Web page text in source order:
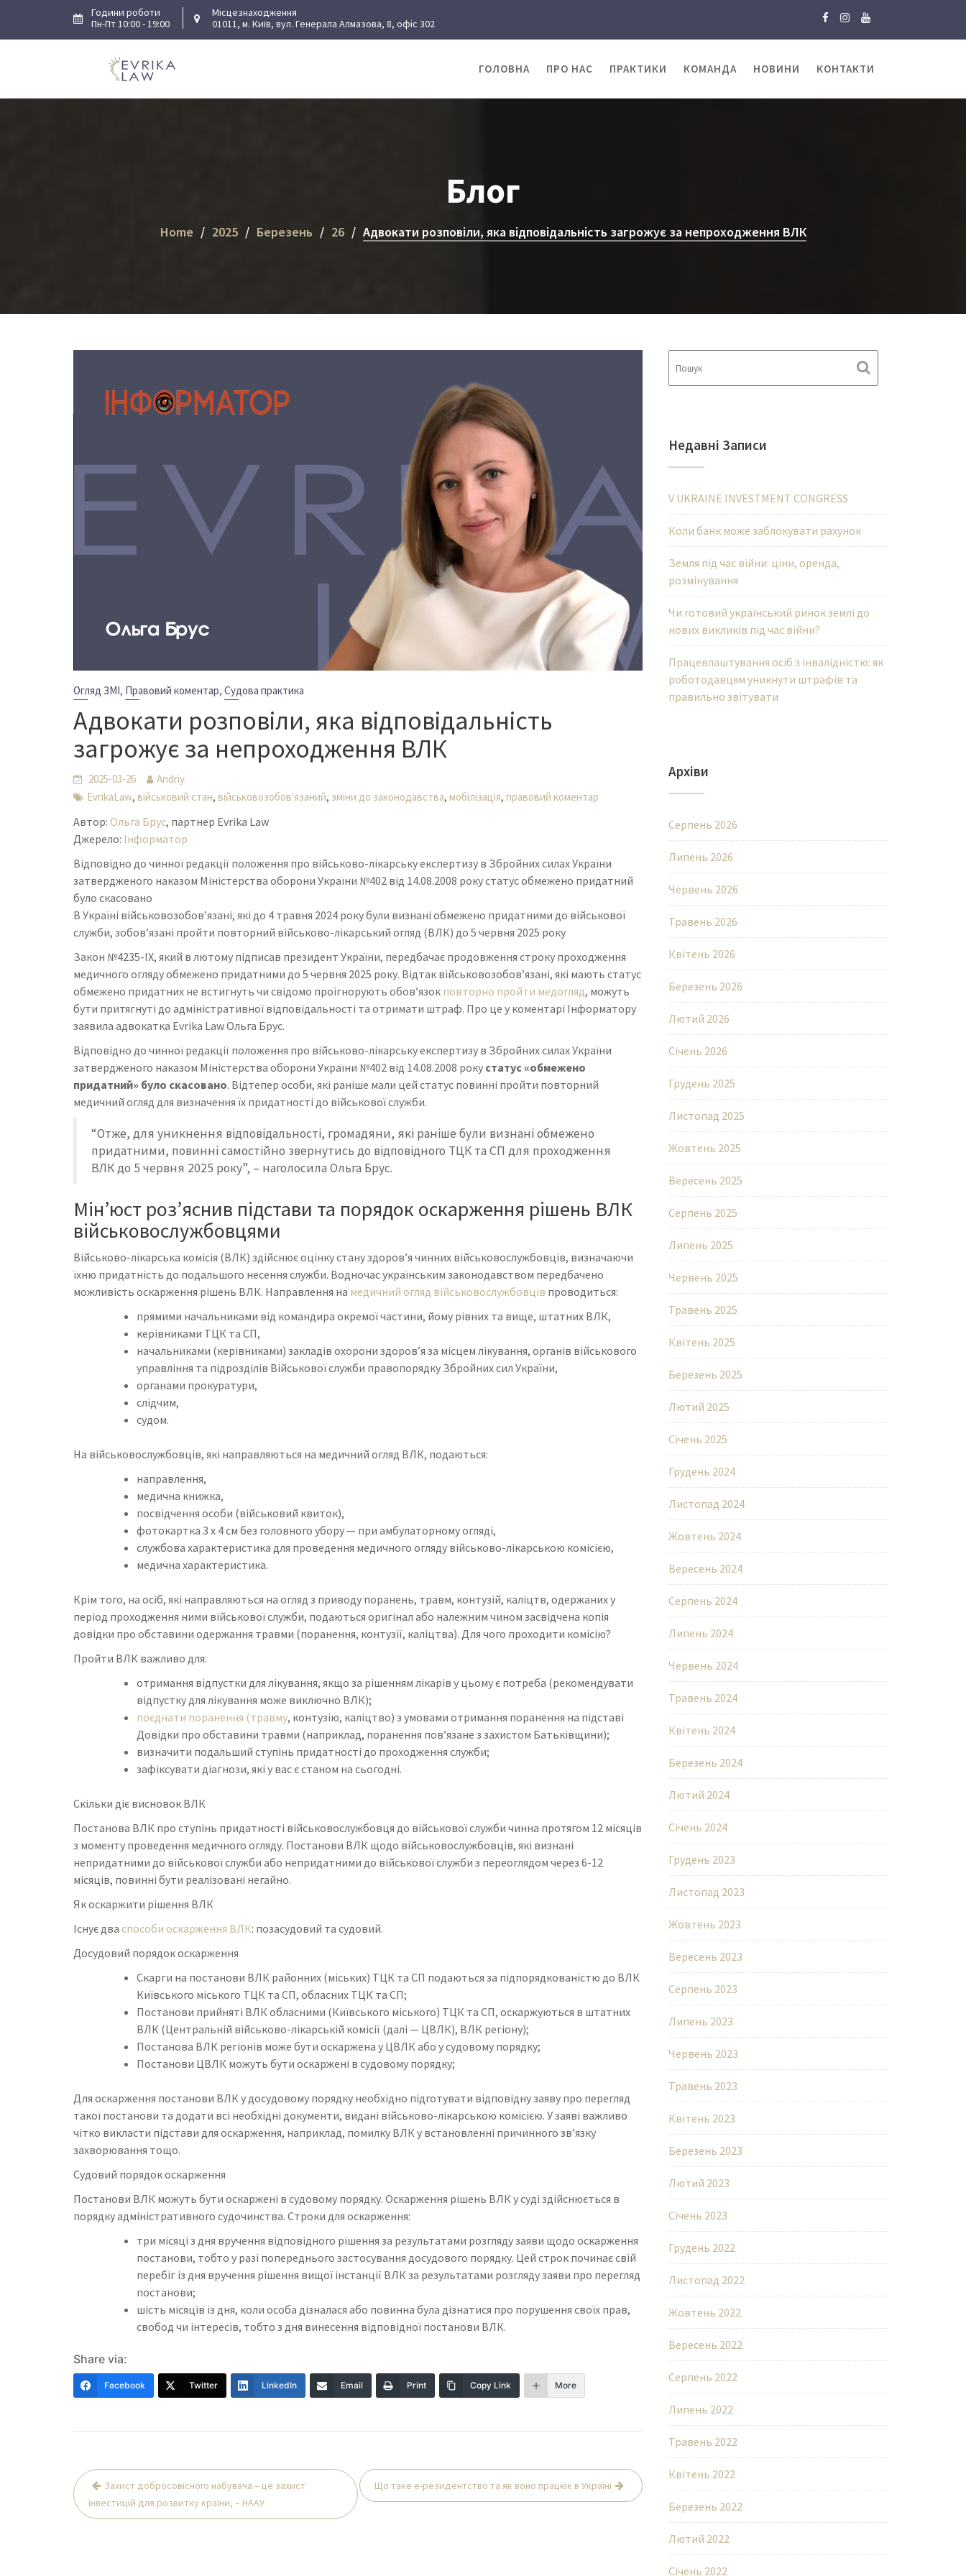
content
Години роботи
Пн-Пт 10:00 - 19:00
Місцезнаходження
01011, м. Київ, вул. Генерала Алмазова, 8, офіс 302
ГОЛОВНА ПРО НАС ПРАКТИКИ КОМАНДА НОВИНИ КОНТАКТИ
Блог
Home 2025 Березень 26 Адвокати розповіли, яка відповідальність загрожує за непроходження ВЛК
Огляд ЗМІ, Правовий коментар, Судова практика
Адвокати розповіли, яка відповідальність
загрожує за непроходження ВЛК
2025-03-26
Andriy
EvrikaLaw, військовий стан, військовозобов'язаний, зміни до законодавства, мобілізація, правовий коментар
Автор: Ольга Брус, партнер Evrika Law
Джерело: Інформатор
Відповідно до чинної редакції положення про військово-лікарську експертизу в Збройних силах України
затвердженого наказом Міністерства оборони України №402 від 14.08.2008 року статус обмежено придатний
було скасовано
В Україні військовозобов’язані, які до 4 травня 2024 року були визнані обмежено придатними до військової
служби, зобов’язані пройти повторний військово-лікарський огляд (ВЛК) до 5 червня 2025 року
Закон №4235-IX, який в лютому підписав президент України, передбачає продовження строку проходження
медичного огляду обмежено придатними до 5 червня 2025 року. Відтак військовозобов’язані, які мають статус
обмежено придатних не встигнуть чи свідомо проігнорують обов’язок повторно пройти медогляд, можуть
бути притягнуті до адміністративної відповідальності та отримати штраф. Про це у коментарі Інформатору
заявила адвокатка Evrika Law Ольга Брус.
Відповідно до чинної редакції положення про військово-лікарську експертизу в Збройних силах України
затвердженого наказом Міністерства оборони України №402 від 14.08.2008 року статус «обмежено
придатний» було скасовано. Відтепер особи, які раніше мали цей статус повинні пройти повторний
медичний огляд для визначення їх придатності до військової служби.
“Отже, для уникнення відповідальності, громадяни, які раніше були визнані обмежено
придатними, повинні самостійно звернутись до відповідного ТЦК та СП для проходження
ВЛК до 5 червня 2025 року”, – наголосила Ольга Брус.
Мін’юст роз’яснив підстави та порядок оскарження рішень ВЛК
військовослужбовцями
Військово-лікарська комісія (ВЛК) здійснює оцінку стану здоров’я чинних військовослужбовців, визначаючи
їхню придатність до подальшого несення служби. Водночас українським законодавством передбачено
можливість оскарження рішень ВЛК. Направлення на медичний огляд військовослужбовців проводиться:
прямими начальниками від командира окремої частини, йому рівних та вище, штатних ВЛК,
керівниками ТЦК та СП,
начальниками (керівниками) закладів охорони здоров’я за місцем лікування, органів військового
управління та підрозділів Військової служби правопорядку Збройних сил України,
органами прокуратури,
слідчим,
судом.
На військовослужбовців, які направляються на медичний огляд ВЛК, подаються:
направлення,
медична книжка,
посвідчення особи (військовий квиток),
фотокартка 3 х 4 см без головного убору — при амбулаторному огляді,
службова характеристика для проведення медичного огляду військово-лікарською комісією,
медична характеристика.
Крім того, на осіб, які направляються на огляд з приводу поранень, травм, контузій, каліцтв, одержаних у
період проходження ними військової служби, подаються оригінал або належним чином засвідчена копія
довідки про обставини одержання травми (поранення, контузії, каліцтва). Для чого проходити комісію?
Пройти ВЛК важливо для:
отримання відпустки для лікування, якщо за рішенням лікарів у цьому є потреба (рекомендувати
відпустку для лікування може виключно ВЛК);
поєднати поранення (травму, контузію, каліцтво) з умовами отримання поранення на підставі
Довідки про обставини травми (наприклад, поранення повʼязане з захистом Батьківщини);
визначити подальший ступінь придатності до проходження служби;
зафіксувати діагнози, які у вас є станом на сьогодні.
Скільки діє висновок ВЛК
Постанова ВЛК про ступінь придатності військовослужбовця до військової служби чинна протягом 12 місяців
з моменту проведення медичного огляду. Постанови ВЛК щодо військовослужбовців, які визнані
непридатними до військової служби або непридатними до військової служби з переоглядом через 6-12
місяців, повинні бути реалізовані негайно.
Як оскаржити рішення ВЛК
Існує два способи оскарження ВЛК: позасудовий та судовий.
Досудовий порядок оскарження
Скарги на постанови ВЛК районних (міських) ТЦК та СП подаються за підпорядкованістю до ВЛК
Київського міського ТЦК та СП, обласних ТЦК та СП;
Постанови прийняті ВЛК обласними (Київського міського) ТЦК та СП, оскаржуються в штатних
ВЛК (Центральній військово-лікарській комісії (далі — ЦВЛК), ВЛК регіону);
Постанова ВЛК регіонів може бути оскаржена у ЦВЛК або у судовому порядку;
Постанови ЦВЛК можуть бути оскаржені в судовому порядку;
Для оскарження постанови ВЛК у досудовому порядку необхідно підготувати відповідну заяву про перегляд
такої постанови та додати всі необхідні документи, видані військово-лікарською комісією. У заяві важливо
чітко викласти підстави для оскарження, наприклад, помилку ВЛК у встановленні причинного звʼязку
захворювання тощо.
Судовий порядок оскарження
Постанови ВЛК можуть бути оскаржені в судовому порядку. Оскарження рішень ВЛК у суді здійснюється в
порядку адміністративного судочинства. Строки для оскарження:
три місяці з дня вручення відповідного рішення за результатами розгляду заяви щодо оскарження
постанови, тобто у разі попереднього застосування досудового порядку. Цей строк починає свій
перебіг із дня вручення рішення вищої інстанції ВЛК за результатами розгляду заяви про перегляд
постанови;
шість місяців із дня, коли особа дізналася або повинна була дізнатися про порушення своїх прав,
свобод чи інтересів, тобто з дня винесення відповідної постанови ВЛК.
Share via:
Facebook Twitter LinkedIn Email Print Copy Link More
Навігація
записів
Захист добросовісного набувача – це захист
інвестицій для розвитку країни, – НААУ
Що таке е-резидентство та як воно працює в Україні
Недавні Записи
V UKRAINE INVESTMENT CONGRESS
Коли банк може заблокувати рахунок
Земля під час війни: ціни, оренда,
розмінування
Чи готовий український ринок землі до
нових викликів під час війни?
Працевлаштування осіб з інвалідністю: як
роботодавцям уникнути штрафів та
правильно звітувати
Архіви
Серпень 2026
Липень 2026
Червень 2026
Травень 2026
Квітень 2026
Березень 2026
Лютий 2026
Січень 2026
Грудень 2025
Листопад 2025
Жовтень 2025
Вересень 2025
Серпень 2025
Липень 2025
Червень 2025
Травень 2025
Квітень 2025
Березень 2025
Лютий 2025
Січень 2025
Грудень 2024
Листопад 2024
Жовтень 2024
Вересень 2024
Серпень 2024
Липень 2024
Червень 2024
Травень 2024
Квітень 2024
Березень 2024
Лютий 2024
Січень 2024
Грудень 2023
Листопад 2023
Жовтень 2023
Вересень 2023
Серпень 2023
Липень 2023
Червень 2023
Травень 2023
Квітень 2023
Березень 2023
Лютий 2023
Січень 2023
Грудень 2022
Листопад 2022
Жовтень 2022
Вересень 2022
Серпень 2022
Липень 2022
Травень 2022
Квітень 2022
Березень 2022
Лютий 2022
Січень 2022